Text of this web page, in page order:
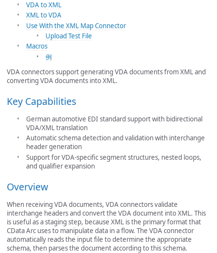
VDA to XML
XML to VDA
Use With the XML Map Connector
Upload Test File
Macros
例
VDA connectors support generating VDA documents from XML and
converting VDA documents into XML.
Key Capabilities
German automotive EDI standard support with bidirectional
VDA/XML translation
Automatic schema detection and validation with interchange
header generation
Support for VDA-specific segment structures, nested loops,
and qualifier expansion
Overview
When receiving VDA documents, VDA connectors validate
interchange headers and convert the VDA document into XML. This
is useful as a staging step, because XML is the primary format that
CData Arc uses to manipulate data in a flow. The VDA connector
automatically reads the input file to determine the appropriate
schema, then parses the document according to this schema.